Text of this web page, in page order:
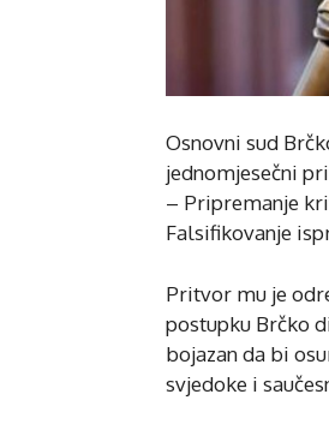
Osnovni sud
jednomjesečni
– Pripremanje
Falsifikovanje
Pritvor mu je
postupku Brčko
bojazan da bi
svjedoke i